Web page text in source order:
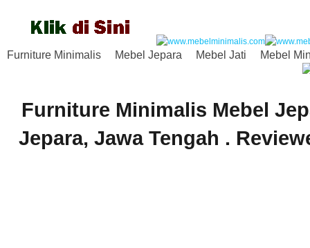
Furniture Minimalis Mebel Jepara Mebel Jati Mebel
Furniture Minimalis Mebel
Jepara, Jawa Tengah .